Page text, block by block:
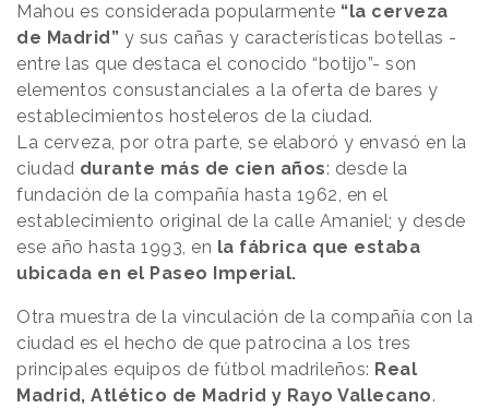
Mahou es considerada popularmente “la cerveza
de Madrid” y sus cañas y características botellas -
entre las que destaca el conocido “botijo”- son
elementos consustanciales a la oferta de bares y
establecimientos hosteleros de la ciudad.
La cerveza, por otra parte, se elaboró y envasó en la
ciudad durante más de cien años: desde la
fundación de la compañía hasta 1962, en el
establecimiento original de la calle Amaniel; y desde
ese año hasta 1993, en la fábrica que estaba
ubicada en el Paseo Imperial.
Otra muestra de la vinculación de la compañía con la
ciudad es el hecho de que patrocina a los tres
principales equipos de fútbol madrileños: Real
Madrid, Atlético de Madrid y Rayo Vallecano.